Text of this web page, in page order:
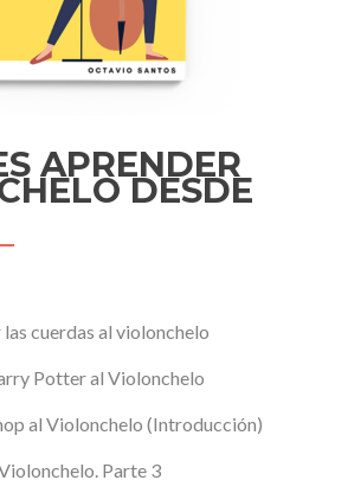
APRENDER
DESDE
cuerdas al violonchelo
Potter al Violonchelo
al Violonchelo (Introducción)
Parte 3